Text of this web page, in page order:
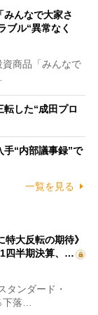
みんなで大家さ
ブル“異常なく
商品「みんなで
転した“成田プロ
手“内部議事録”で
一覧を見る
特大反転の期待》
四半期決算、…
ンダード・
落…